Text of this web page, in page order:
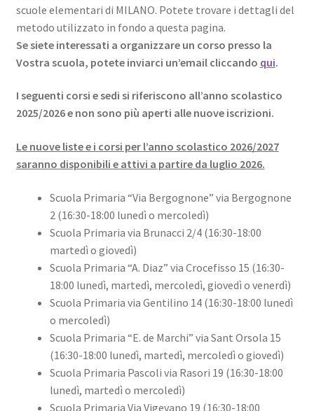
scuole elementari di MILANO. Potete trovare i dettagli del
metodo utilizzato in fondo a questa pagina.
Se siete interessati a organizzare un corso presso la
Vostra scuola, potete inviarci un’email cliccando qui.
I seguenti corsi e sedi si riferiscono all’anno scolastico
2025/2026 e non sono più aperti alle nuove iscrizioni.
Le nuove liste e i corsi per l’anno scolastico 2026/2027
saranno disponibili e attivi a partire da luglio 2026.
Scuola Primaria “Via Bergognone” via Bergognone
2 (16:30-18:00 lunedì o mercoledì)
Scuola Primaria via Brunacci 2/4 (16:30-18:00
martedì o giovedì)
Scuola Primaria “A. Diaz” via Crocefisso 15 (16:30-
18:00 lunedì, martedì, mercoledì, giovedì o venerdì)
Scuola Primaria via Gentilino 14 (16:30-18:00 lunedì
o mercoledì)
Scuola Primaria “E. de Marchi” via Sant Orsola 15
(16:30-18:00 lunedì, martedì, mercoledì o giovedì)
Scuola Primaria Pascoli via Rasori 19 (16:30-18:00
lunedì, martedì o mercoledì)
Scuola Primaria Via Vigevano 19 (16:30-18:00